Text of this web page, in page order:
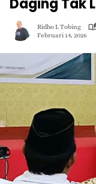
Daging Tak
Ridho L Tobing
Februari 14, 2026